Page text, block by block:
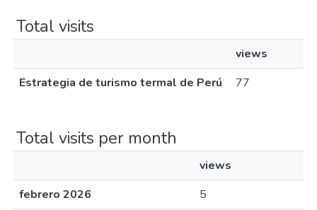
Total visits
views
Estrategia de turismo termal de Perú
77
Total visits per month
views
febrero 2026
5